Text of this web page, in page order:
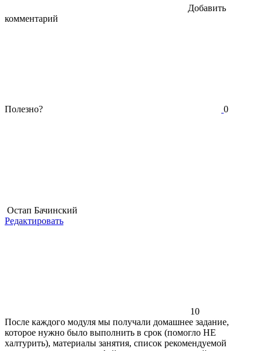
Добавить
комментарий
Полезно? 0
Остап Бачинский
Редактировать
10
После каждого модуля мы получали домашнее задание,
которое нужно было выполнить в срок (помогло НЕ
халтурить), материалы занятия, список рекомендуемой